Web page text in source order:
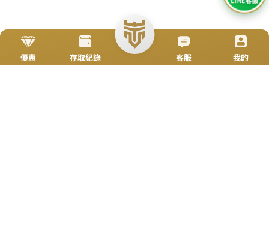
简体
立即來電 加入好友